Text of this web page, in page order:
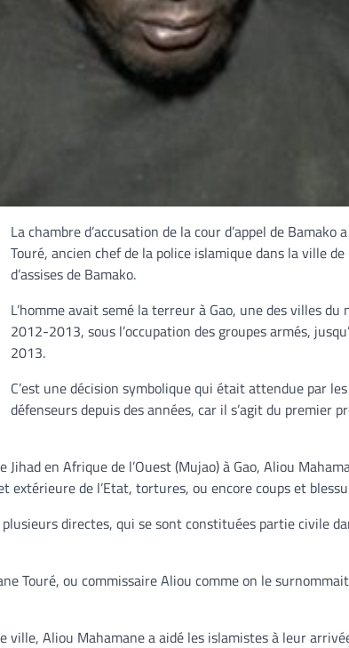
La chambre d’accusation de la cour d’appel de Bamako
Touré, ancien chef de la police islamique dans la ville
d’assises de Bamako.
L’homme avait semé la terreur à Gao, une des villes
2012-2013, sous l’occupation des groupes armés,
2013.
C’est une décision symbolique qui était attendue par
défenseurs depuis des années, car il s’agit du premier
en Afrique de l’Ouest (Mujao) à Gao, Aliou
de l’Etat, tortures, ou encore coups et
directes, qui se sont constituées partie civile
Touré, ou commissaire Aliou comme on le
ville, Aliou Mahamane a aidé les islamistes à leur